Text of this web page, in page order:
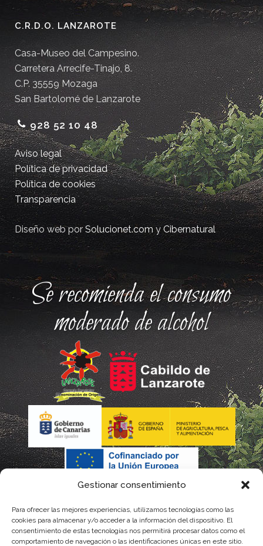
Gestionar consentimiento
Para ofrecer las mejores experiencias, utilizamos tecnologías como las
cookies para almacenar y/o acceder a la información del dispositivo. El
consentimiento de estas tecnologías nos permitirá procesar datos como el
comportamiento de navegación o las identificaciones únicas en este sitio.
C.R.D.O. LANZAROTE
Casa-Museo del Campesino.
Carretera Arrecife-Tinajo, 8.
C.P. 35559 Mozaga
San Bartolomé de Lanzarote
928 52 10 48
Aviso legal
Política de privacidad
Política de cookies
Transparencia
Diseño web porSolucionet.comyCibernatural
Se recomienda el consumo
moderado de alcohol